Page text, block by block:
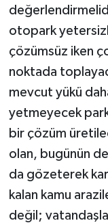
otopark
çözümsüz iken
noktada
mevcut yükü
yetmeyecek park
bir çözüm
olan, bugünün
da gözeterek
kalan kamu
değil;